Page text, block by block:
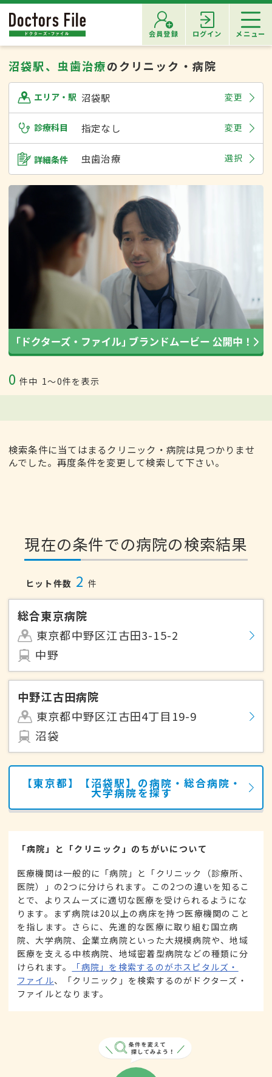
会員登録 ログイン メニュー
沼袋駅、虫歯治療のクリニック・病院
エリア・駅 沼袋駅 変更
診療科目 指定なし 変更
詳細条件 虫歯治療 選択
0 件中 1〜0件を表示
検索条件に当てはまるクリニック・病院は見つかりませ
んでした。再度条件を変更して検索して下さい。
現在の条件での病院の検索結果
ヒット件数 2 件
総合東京病院
東京都中野区江古田3-15-2
中野
中野江古田病院
東京都中野区江古田4丁目19-9
沼袋
【東京都】【沼袋駅】の病院・総合病院・
大学病院を探す
「病院」と「クリニック」のちがいについて
医療機関は一般的に「病院」と「クリニック（診療所、
医院）」の2つに分けられます。この2つの違いを知るこ
とで、よりスムーズに適切な医療を受けられるようにな
ります。まず病院は20以上の病床を持つ医療機関のこと
を指します。さらに、先進的な医療に取り組む国立病
院、大学病院、企業立病院といった大規模病院や、地域
医療を支える中核病院、地域密着型病院などの種類に分
けられます。
「病院」を検索するのがホスピタルズ・
ファイル、「クリニック」を検索するのがドクターズ・
ファイルとなります。